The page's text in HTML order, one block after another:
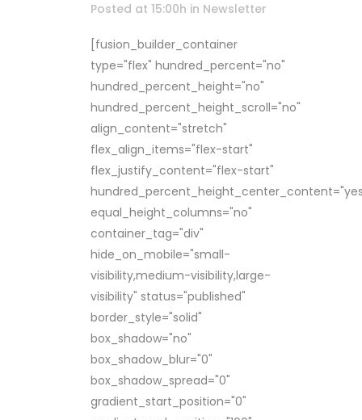
Posted at 15:00h in Newsletter
[fusion_builder_container
type="flex" hundred_percent="no"
hundred_percent_height="no"
hundred_percent_height_scroll="no"
align_content="stretch"
flex_align_items="flex-start"
flex_justify_content="flex-start"
equal_height_columns="no"
container_tag="div"
hide_on_mobile="small-
visibility,medium-visibility,large-
visibility" status="published"
border_style="solid"
box_shadow="no"
box_shadow_blur="0"
box_shadow_spread="0"
gradient_start_position="0"